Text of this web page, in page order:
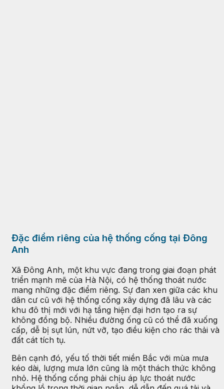
Đặc điểm riêng của hệ thống cống tại Đông
Anh
Xã Đông Anh, một khu vực đang trong giai đoạn phát
triển mạnh mẽ của Hà Nội, có hệ thống thoát nước
mang những đặc điểm riêng. Sự đan xen giữa các khu
dân cư cũ với hệ thống cống xây dựng đã lâu và các
khu đô thị mới với hạ tầng hiện đại hơn tạo ra sự
không đồng bộ. Nhiều đường ống cũ có thể đã xuống
cấp, dễ bị sụt lún, nứt vỡ, tạo điều kiện cho rác thải và
đất cát tích tụ.
Bên cạnh đó, yếu tố thời tiết miền Bắc với mùa mưa
kéo dài, lượng mưa lớn cũng là một thách thức không
nhỏ. Hệ thống cống phải chịu áp lực thoát nước